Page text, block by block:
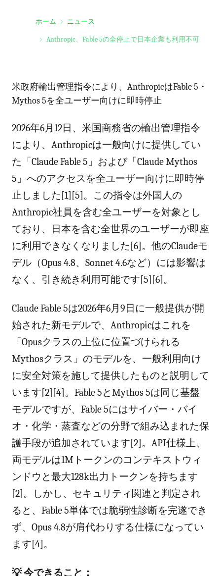
ホーム ニュース
Anthropic、Fable 5の全停止で日本企業も利用不可
米政府輸出管理指令により、AnthropicはFable 5・
Mythos 5を全ユーザー向けに即時停止
2026年6月12日、米国商務省の輸出管理指令
により、Anthropicは一般向けに提供してい
た「Claude Fable 5」および「Claude Mythos
5」へのアクセスを全ユーザー向けに即時停
止しました[1][5]。この指令は外国人の
Anthropic社員を含む全ユーザーを対象とし
ており、日本を含む全世界のユーザーが即座
に利用できなくなりました[6]。他のClaudeモ
デル（Opus 4.8、Sonnet 4.6など）には影響は
なく、引き続き利用可能です[5][6]。
Claude Fable 5は2026年6月9日に一般提供が開
始された新モデルで、Anthropicはこれを
「Opusクラスの上位に位置づけられる
Mythosクラス」のモデルを、一般利用向け
に安全対策を施して提供したものと説明して
います[2][4]。Fable 5とMythos 5は同じ基盤
モデルですが、Fable 5にはサイバー・バイ
オ・化学・蒸査などの分野で組み込まれた保
護手段が追加されています[2]。API仕様上、
両モデルは1Mトークンのコンテキストウィ
ンドウと最大128k出力トークンを持ちます
[2]。しかし、セキュリティ関連と判定され
ると、Fable 5単体では脆弱性診断を完遂でき
ず、Opus 4.8が肩代わりする仕様になってい
ます[4]。
💡 今できること：